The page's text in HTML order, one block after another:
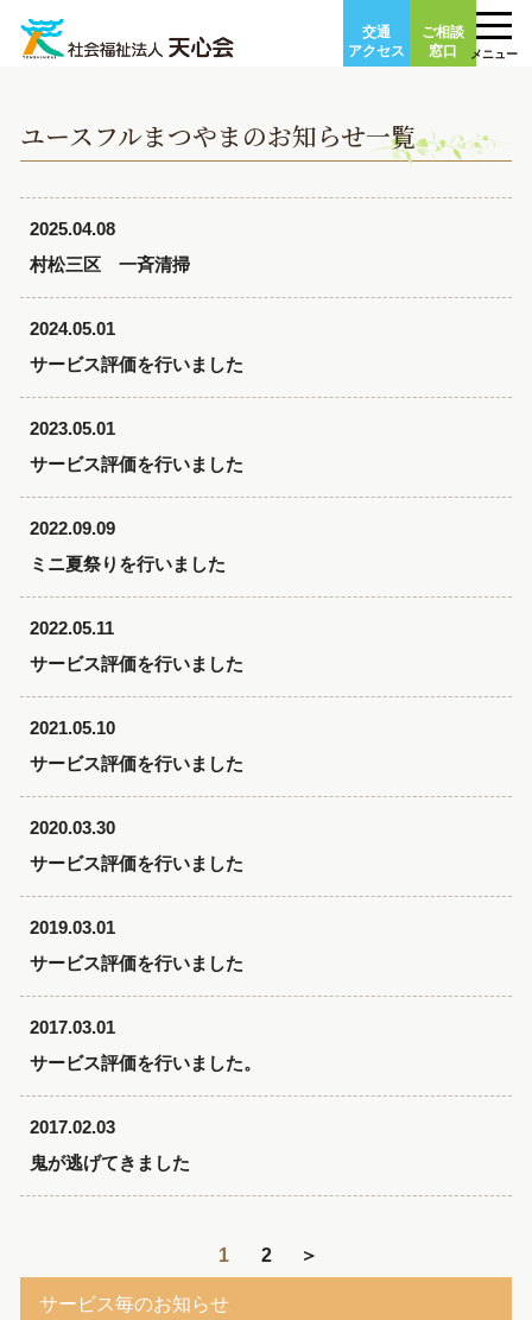
content
交通
アクセス
ご相談
窓口
メニュー
ユースフルまつやまのお知らせ一覧
2025.04.08
村松三区 一斉清掃
2024.05.01
サービス評価を行いました
2023.05.01
サービス評価を行いました
2022.09.09
ミニ夏祭りを行いました
2022.05.11
サービス評価を行いました
2021.05.10
サービス評価を行いました
2020.03.30
サービス評価を行いました
2019.03.01
サービス評価を行いました
2017.03.01
サービス評価を行いました。
2017.02.03
鬼が逃げてきました
1 2 ＞
サービス毎のお知らせ